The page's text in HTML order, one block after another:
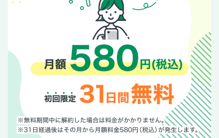
豚だんごとまいたけの鍋仕立て
豚肉とまいたけのマスタード炒め
豚肉とまいたけのカレー揚げ
豚肉とにんじんのカラメル煮
豚肉とにんじんのごま炒め
豚そぼろとにんじんのきんぴら
和風麻婆にんじん
豚肉と根菜の塩から揚げ
中華風ポークステーキ
えのきの豚肉巻き蒸し